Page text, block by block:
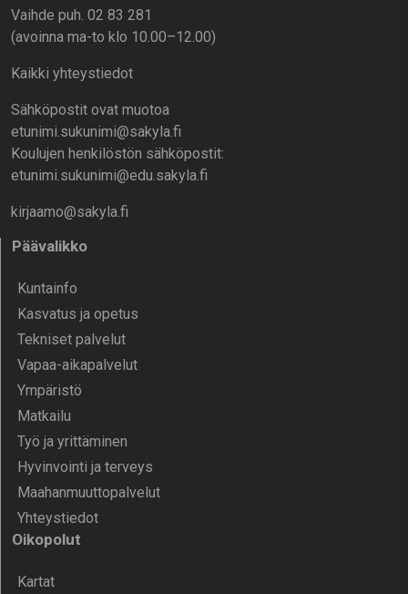
Vaihde puh. 02 83 281
(avoinna ma-to klo 10.00–12.00)
Kaikki yhteystiedot
Sähköpostit ovat muotoa
etunimi.sukunimi@sakyla.fi
Koulujen henkilöstön sähköpostit:
etunimi.sukunimi@edu.sakyla.fi
kirjaamo@sakyla.fi
Päävalikko
Kunta­info
Kasvatus ja opetus
Tekniset palvelut
Vapaa-aika­palvelut
Ympä­ristö
Mat­kailu
Työ ja yrittä­minen
Hyvinvointi ja terveys
Maahanmuuttopalvelut
Yhteystiedot
Oikopolut
Kartat